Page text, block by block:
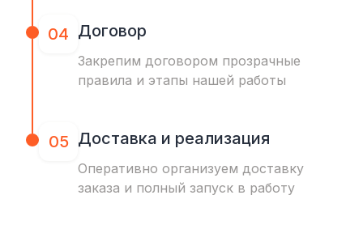
04 Договор
Закрепим договором прозрачные
правила и этапы нашей работы
05 Доставка и реализация
Оперативно организуем доставку
заказа и полный запуск в работу